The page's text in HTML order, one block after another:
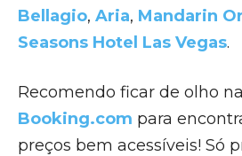
Bellagio, Aria, Mandarin
Seasons Hotel Las Vegas.
Recomendo ficar de olho
Booking.com para
preços bem acessíveis! Só